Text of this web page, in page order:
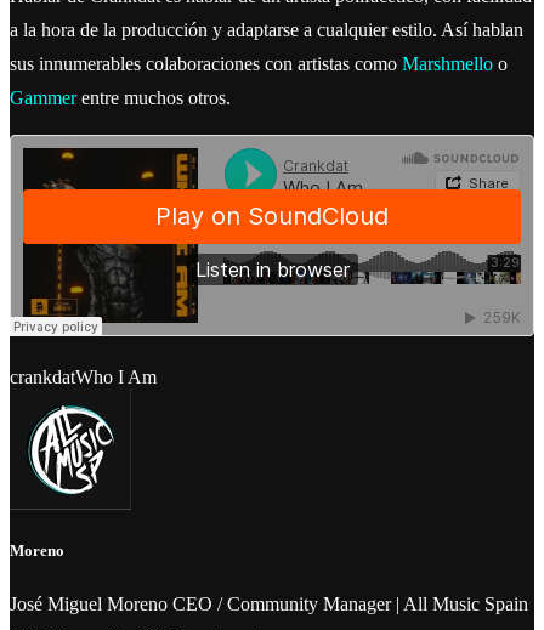
a la hora de la producción y adaptarse a cualquier estilo. Así hablan
sus innumerables colaboraciones con artistas como Marshmello o
Gammerentre muchos otros.
crankdatWho I Am
Moreno
José Miguel Moreno CEO / Community Manager | All Music Spain